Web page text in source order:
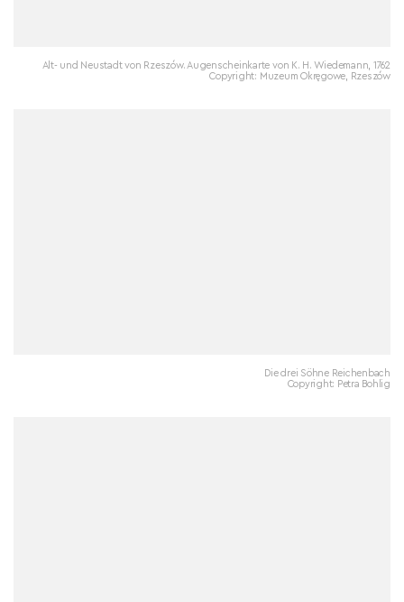
Alt- und Neustadt von Rzeszów. Augenscheinkarte von K. H. Wiedemann, 1762
Copyright: Muzeum Okręgowe, Rzeszów
Die drei Söhne Reichenbach
Copyright: Petra Bohlig